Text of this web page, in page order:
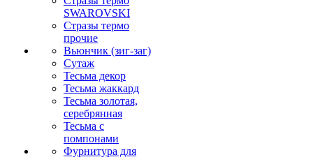
SWAROVSKI
Стразы термо
прочие
Вьюнчик (зиг-заг)
Сутаж
Тесьма декор
Тесьма жаккард
Тесьма золотая,
серебрянная
Тесьма с
помпонами
Фурнитура для